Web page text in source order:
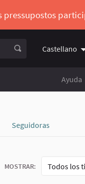
Castellano
Ayuda
Seguidoras
MOSTRAR: